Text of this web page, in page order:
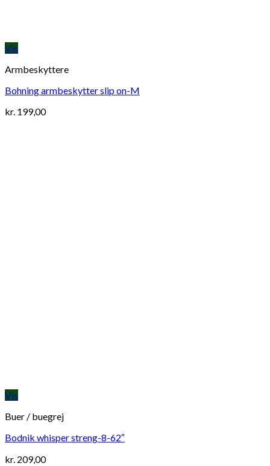
Vis
Armbeskyttere
Bohning armbeskytter slip on-M
kr. 199,00
Vis
Buer / buegrej
Bodnik whisper streng-8-62″
kr. 209,00